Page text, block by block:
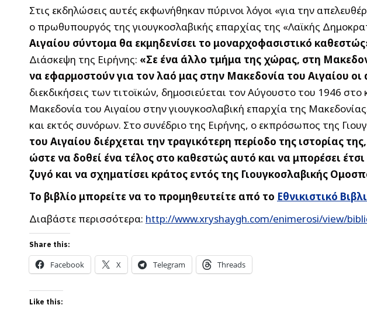
Στις εκδηλώσεις αυτές εκφωνήθηκαν πύρινοι λόγοι «για την
ο πρωθυπουργός της γιουγκοσλαβικής επαρχίας της «Λαϊκής
Αιγαίου σύντομα θα εκμηδενίσει το μοναρχοφασιστικό
Διάσκεψη της Ειρήνης: «Σε ένα άλλο τμήμα της χώρας, στη
να εφαρμοστούν για τον λαό μας στην Μακεδονία του Αιγαίου
διεκδικήσεις των τιτοϊκών, δημοσιεύεται τον Αύγουστο του 1946
Μακεδονία του Αιγαίου στην γιουγκοσλαβική επαρχία της
και εκτός συνόρων. Στο συνέδριο της Ειρήνης, ο εκπρόσωπος της
του Αιγαίου διέρχεται την τραγικότερη περίοδο της ιστορίας
ώστε να δοθεί ένα τέλος στο καθεστώς αυτό και να μπορέσει
ζυγό και να σχηματίσει κράτος εντός της Γιουγκοσλαβικής
Το βιβλίο μπορείτε να το προμηθευτείτε από το Εθνικιστικό
Διαβάστε περισσότερα: http://www.xryshaygh.com/enimerosi/view/
Share this:
Facebook X Telegram Threads
Like this: